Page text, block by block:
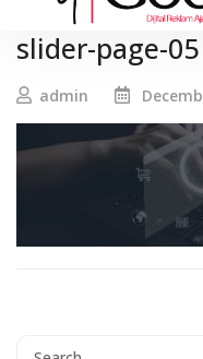
slider-page-05
admin
Search